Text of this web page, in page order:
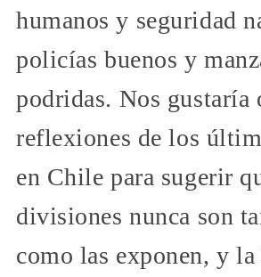
humanos y seguridad
policías buenos y
podridas. Nos gustaría
reflexiones de los
en Chile para sugerir
divisiones nunca son
como las exponen, y